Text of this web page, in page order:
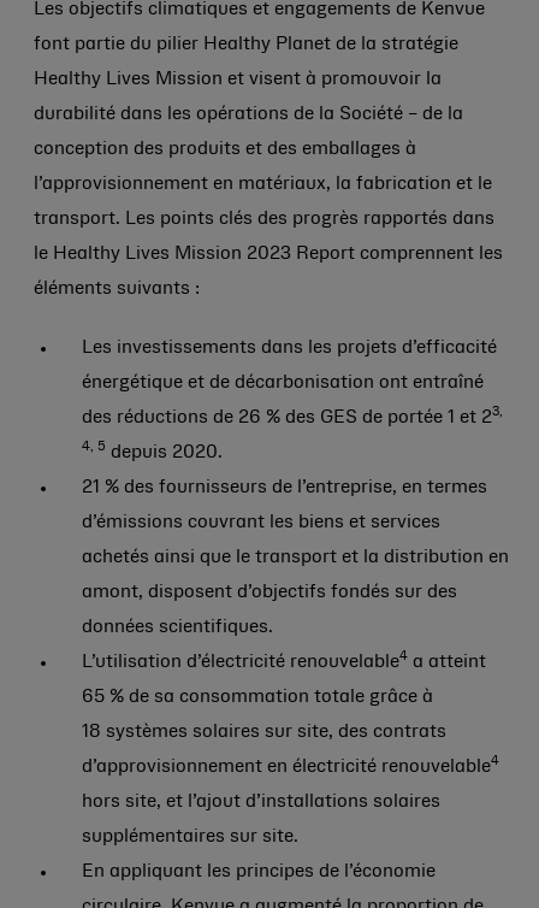
Les objectifs climatiques et engagements de Kenvue
font partie du pilier Healthy Planet de la stratégie
Healthy Lives Mission et visent à promouvoir la
durabilité dans les opérations de la Société – de la
conception des produits et des emballages à
l’approvisionnement en matériaux, la fabrication et le
transport. Les points clés des progrès rapportés dans
le Healthy Lives Mission 2023 Report comprennent les
éléments suivants :
Les investissements dans les projets d’efficacité
énergétique et de décarbonisation ont entraîné
des réductions de 26 % des GES de portée 1 et 23,
4, 5 depuis 2020.
21 % des fournisseurs de l’entreprise, en termes
d’émissions couvrant les biens et services
achetés ainsi que le transport et la distribution en
amont, disposent d’objectifs fondés sur des
données scientifiques.
L’utilisation d’électricité renouvelable4 a atteint
65 % de sa consommation totale grâce à
18 systèmes solaires sur site, des contrats
d’approvisionnement en électricité renouvelable4
hors site, et l’ajout d’installations solaires
supplémentaires sur site.
En appliquant les principes de l’économie